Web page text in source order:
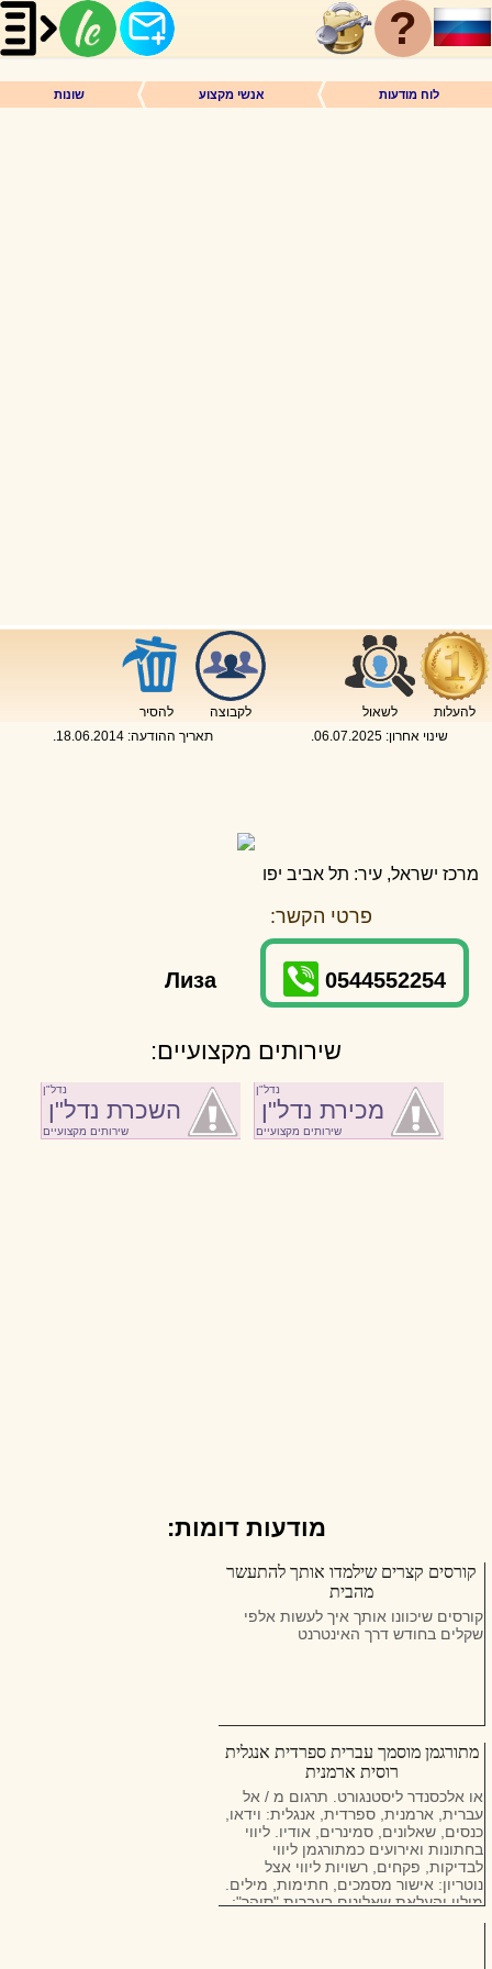
?
לוח מודעות אנשי מקצוע שונות
להעלות לשאול לקבוצה
להסיר
שינוי אחרון:06.07.2025
. תאריך ההודעה: 18.06.2014
.
מרכז ישראל, עיר: תל אביב יפו
פרטי הקשר:
0544552254
Лиза
שירותים מקצועיים:
שירותים מקצועיים
נדל"ן
מכירת נדל"ן
שירותים מקצועיים
נדל"ן
השכרת נדל"ן
מודעות דומות:
קורסים קצרים שילמדו אותך להתעשר
מהבית
קורסים שיכוונו אותך איך לעשות אלפי
שקלים בחודש דרך האינטרנט
מתורגמן מוסמך עברית ספרדית אנגלית
רוסית ארמנית
או אלכסנדר ליסטנגורט. תרגום מ / אל
עברית, ארמנית, ספרדית, אנגלית: וידאו,
כנסים, שאלונים, סמינרים, אודיו. ליווי
בחתונות ואירועים כמתורגמן ליווי
לבדיקות, פקחים, רשויות ליווי אצל
נוטריון: אישור מסמכים, חתימות, מילים.
מילוי והעלאת שאלונים בעברית "סוהר":